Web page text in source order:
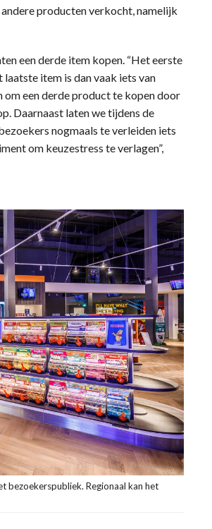
producten verkocht, namelijk
een derde item kopen. “Het eerste
item is dan vaak iets van
om een derde product te kopen door
Daarnaast laten we tijdens de
nogmaals te verleiden iets
om keuzestress te verlagen”,
bezoekerspubliek. Regionaal kan het